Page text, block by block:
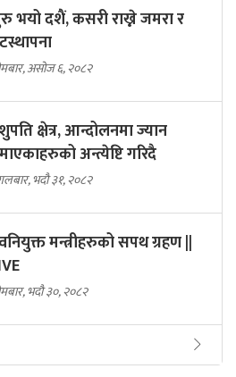
भयो दशैं, कसरी राख्ने जमरा र
असोज ६, २०८२
क्षेत्र, आन्दोलनमा ज्यान
अन्त्येष्टि गरिदै
भदौ ३१, २०८२
मन्त्रीहरुको सपथ ग्रहण ||
भदौ ३०, २०८२